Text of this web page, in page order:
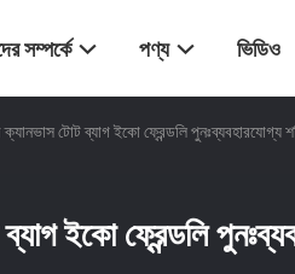
সম্পর্কে পণ্য ভিডিও
টোট ব্যাগ ইকো ফ্রেন্ডলি পুনঃব্যবহারযোগ্য
ইকো ফ্রেন্ডলি